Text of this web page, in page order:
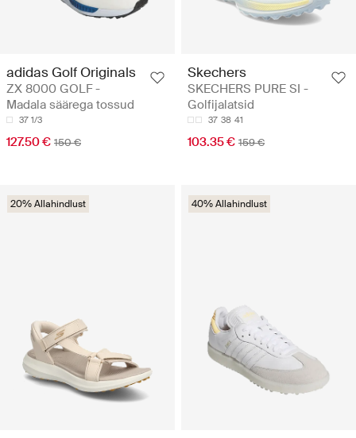
adidas Golf Originals
ZX 8000 GOLF -
Madala säärega tossud
37 1/3
127.50 € 150 €
Skechers
SKECHERS PURE SI -
Golfijalatsid
37 38 41
103.35 € 159 €
20% Allahindlust 40% Allahindlust